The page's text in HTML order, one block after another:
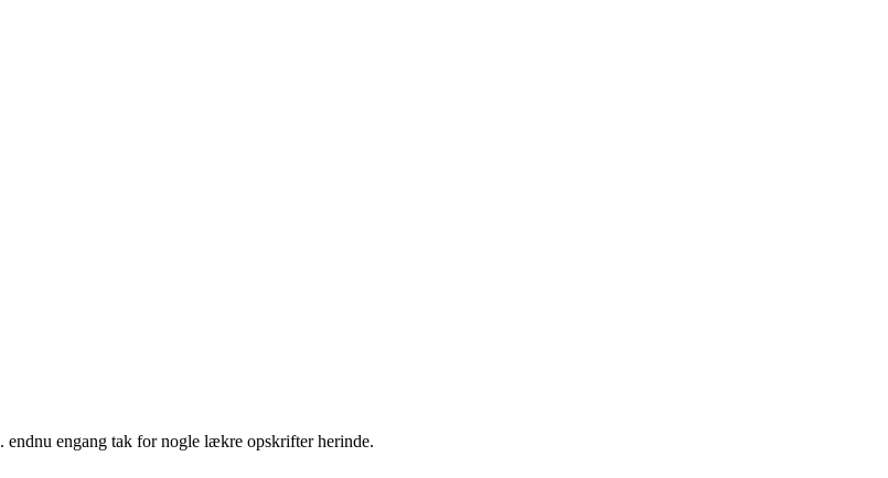
engang tak for nogle lækre opskrifter herinde.